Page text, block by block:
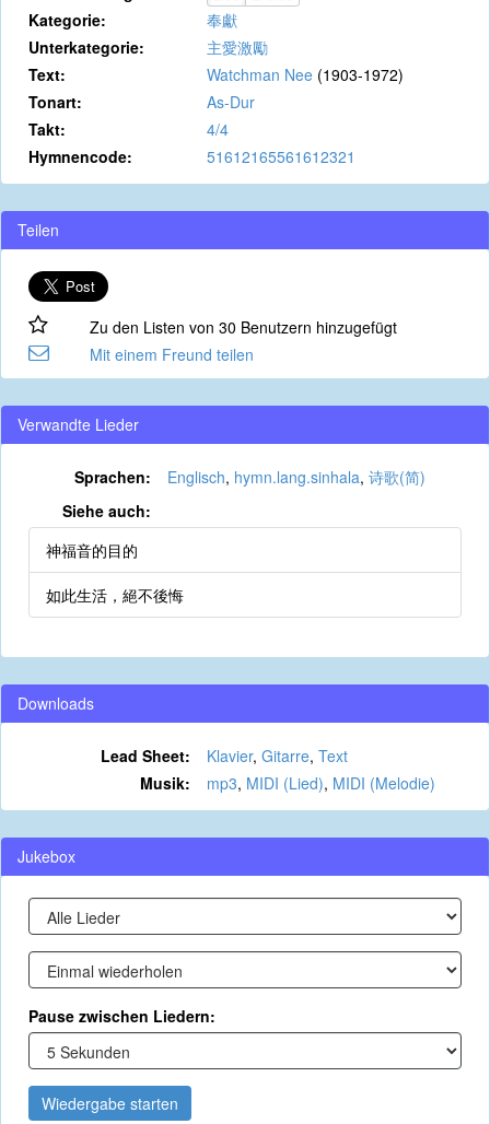
Kategorie:
奉獻
Unterkategorie:
主愛激勵
Text:
Watchman Nee (1903-1972)
Tonart:
As-Dur
Takt:
4/4
Hymnencode:
51612165561612321
Teilen
Zu den Listen von 30 Benutzern hinzugefügt
Mit einem Freund teilen
Verwandte Lieder
Sprachen: Englisch, hymn.lang.sinhala, 诗歌(简)
Siehe auch:
神福音的目的
如此生活，絕不後悔
Downloads
Lead Sheet: Klavier, Gitarre, Text
Musik:
mp3, MIDI (Lied), MIDI (Melodie)
Jukebox
Pause zwischen Liedern:
Wiedergabe starten